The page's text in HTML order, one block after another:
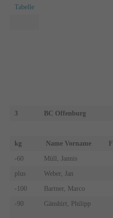
Tabelle
3 BC Offenburg
kg Name Vorname F
-60 Müll, Jannis
plus Weber, Jan
-100 Bartner, Marco
-90 Gänshirt, Philipp